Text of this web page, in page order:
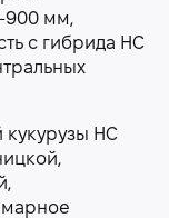
900 мм,
с гибрида НС
кукурузы НС